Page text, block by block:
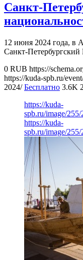
Санкт-
12 июня 2024 года, в
Санкт-
0 RUB https://
https://kuda-spb.ru/
2024/ Бесплатно 3.6K
https://kuda-
spb.ru/image/
https://kuda-
spb.ru/image/